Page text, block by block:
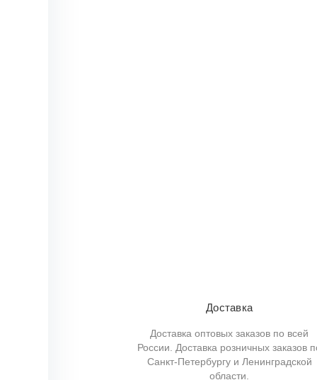
Доставка
Доставка оптовых заказов по всей
России. Доставка розничных заказов
Санкт-Петербургу и Ленинградской
области.